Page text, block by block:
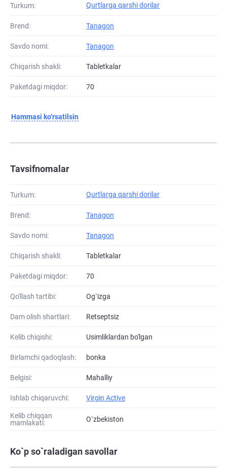
Turkum: Qurtlarga qarshi dorilar
Brend: Tanagon
Savdo nomi: Tanagon
Chiqarish shakli: Tabletkalar
Paketdagi miqdor: 70
Hammasi ko‘rsatilsin
Tavsifnomalar
Turkum: Qurtlarga qarshi dorilar
Brend: Tanagon
Savdo nomi: Tanagon
Chiqarish shakli: Tabletkalar
Paketdagi miqdor: 70
Qo'llash tartibi: Og`izga
Dam olish shartlari: Retseptsiz
Kelib chiqishi: Usimliklardan bo'lgan
Birlamchi qadoqlash: bonka
Belgisi: Mahalliy
Ishlab chiqaruvchi: Virgin Active
Kelib chiqqan
mamlakati:
O`zbekiston
Ko`p so`raladigan savollar